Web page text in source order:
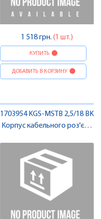
1 518 грн. (1 шт.)
КУПИТЬ
ДОБАВИТЬ В КОРЗИНУ
1703954 KGS-MSTB 2,5/18 BK
Корпус кабельного роз'єму